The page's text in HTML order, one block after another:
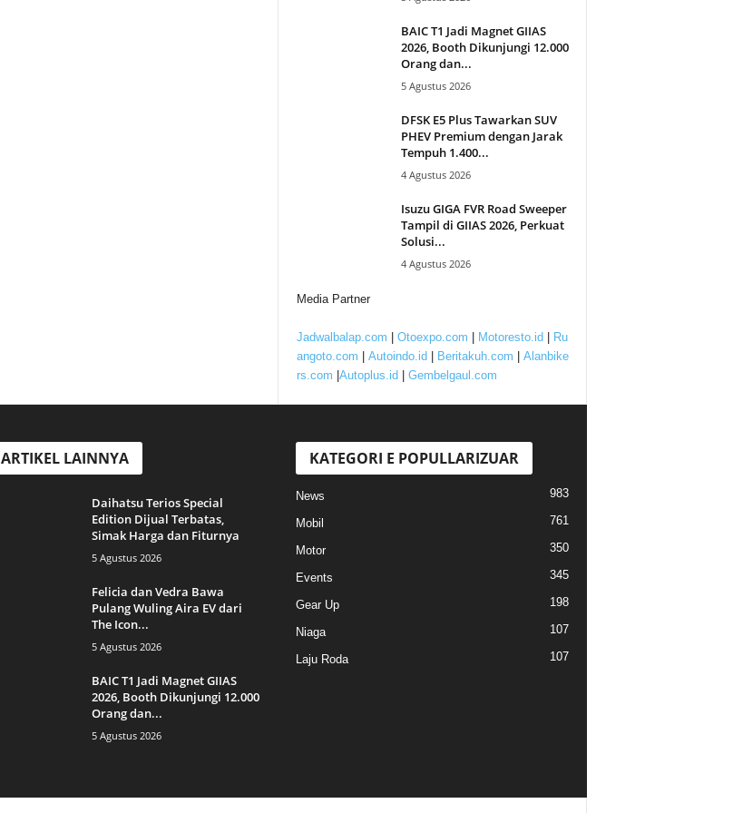
BAIC T1 Jadi Magnet GIIAS
2026, Booth Dikunjungi 12.000
Orang dan...
5 Agustus 2026
DFSK E5 Plus Tawarkan SUV
PHEV Premium dengan Jarak
Tempuh 1.400...
4 Agustus 2026
Isuzu GIGA FVR Road Sweeper
Tampil di GIIAS 2026, Perkuat
Solusi...
4 Agustus 2026
Media Partner
Jadwalbalap.com Otoexpo.com Motoresto.id
Ru
angoto.com
Autoindo.id Beritakuh.com
Alanbike
rs.com Autoplus.id Gembelgaul.com
ARTIKEL LAINNYA
Daihatsu Terios Special
Edition Dijual Terbatas,
Simak Harga dan Fiturnya
5 Agustus 2026
Felicia dan Vedra Bawa
Pulang Wuling Aira EV dari
The Icon...
5 Agustus 2026
BAIC T1 Jadi Magnet GIIAS
2026, Booth Dikunjungi 12.000
Orang dan...
5 Agustus 2026
KATEGORI E POPULLARIZUAR
News 983
Mobil 761
Motor 350
Events 345
Gear Up 198
Niaga 107
Laju Roda 107